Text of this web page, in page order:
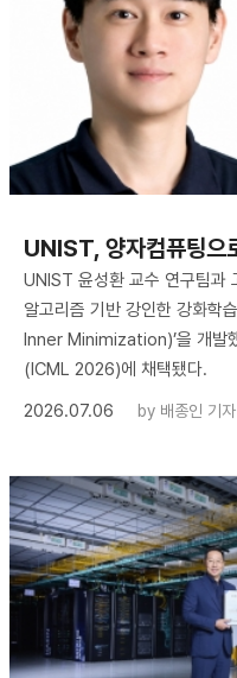
UNIST, 양자컴퓨팅으
UNIST 윤성환 교수 연구팀과
알고리즘 기반 강인한 강화
Inner Minimization)’을 개발
(ICML 2026)에 채택됐다.
2026.07.06
by 배종인 기자